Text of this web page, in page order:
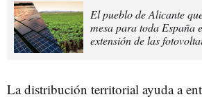
El pueblo de Alicante
mesa para toda España
extensión de las
La distribución territorial ayuda a